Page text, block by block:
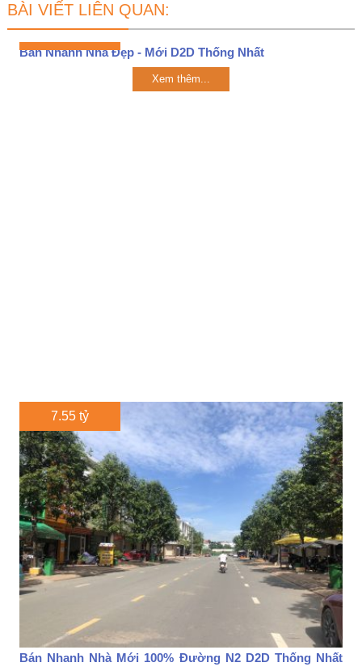
BÀI VIẾT LIÊN QUAN:
Bán Nhanh Nhà Đẹp - Mới D2D Thống Nhất
Xem thêm...
7.55 tỷ
Bán Nhanh Nhà Mới 100% Đường N2 D2D Thống Nhất